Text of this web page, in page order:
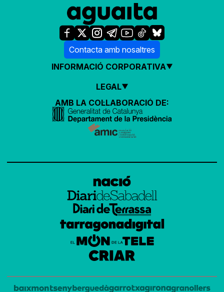
Contacta amb nosaltres
INFORMACIÓ CORPORATIVA
LEGAL
AMB LA COL·LABORACIÓ DE: